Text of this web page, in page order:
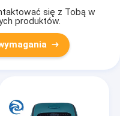
się z Tobą w
produktów.